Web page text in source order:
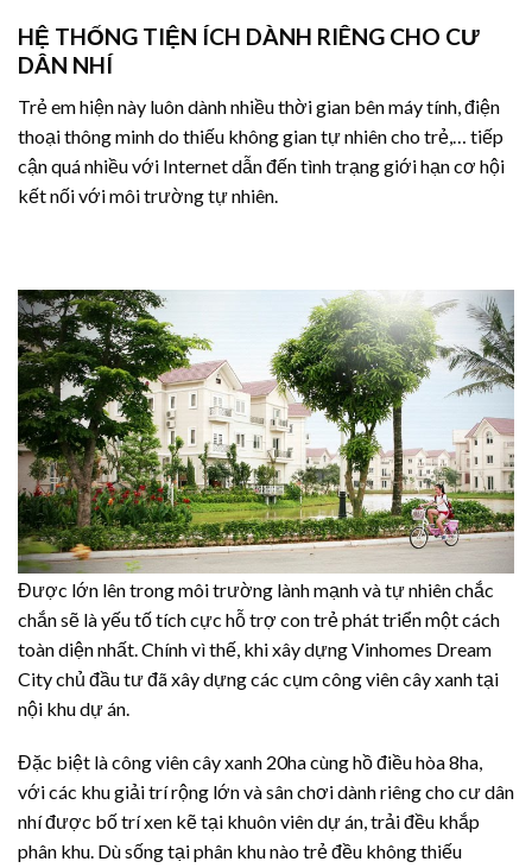
HỆ THỐNG TIỆN ÍCH DÀNH RIÊNG CHO CƯ
DÂN NHÍ
Trẻ em hiện này luôn dành nhiều thời gian bên máy tính, điện
thoại thông minh do thiếu không gian tự nhiên cho trẻ,… tiếp
cận quá nhiều với Internet dẫn đến tình trạng giới hạn cơ hội
kết nối với môi trường tự nhiên.
Được lớn lên trong môi trường lành mạnh và tự nhiên chắc
chắn sẽ là yếu tố tích cực hỗ trợ con trẻ phát triển một cách
toàn diện nhất. Chính vì thế, khi xây dựng Vinhomes Dream
City chủ đầu tư đã xây dựng các cụm công viên cây xanh tại
nội khu dự án.
Đặc biệt là công viên cây xanh 20ha cùng hồ điều hòa 8ha,
với các khu giải trí rộng lớn và sân chơi dành riêng cho cư dân
nhí được bố trí xen kẽ tại khuôn viên dự án, trải đều khắp
phân khu. Dù sống tại phân khu nào trẻ đều không thiếu